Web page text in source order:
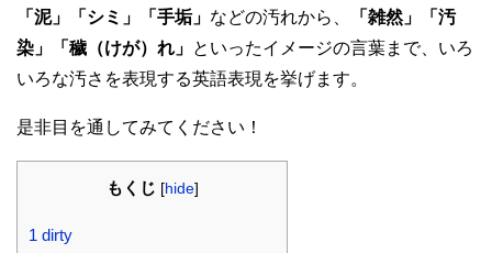
「泥」「シミ」「手垢」 などの汚れから、
「雑然」「汚
染」「穢（けが）れ」 といったイメージの言葉まで、いろ
いろな汚さを表現する英語表現を挙げます。
是非目を通してみてください！​
もくじ [hide]
1 dirty​